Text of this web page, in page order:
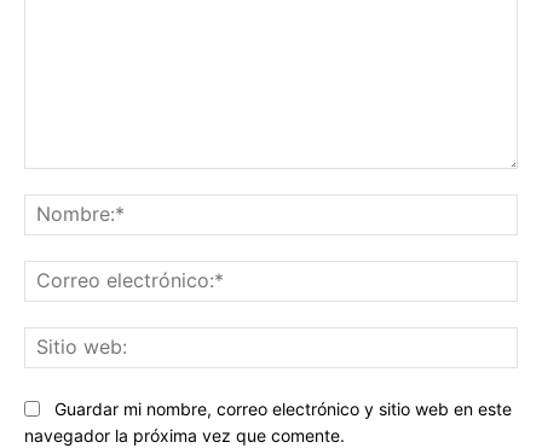
Guardar mi nombre, correo electrónico y sitio web en este
navegador la próxima vez que comente.